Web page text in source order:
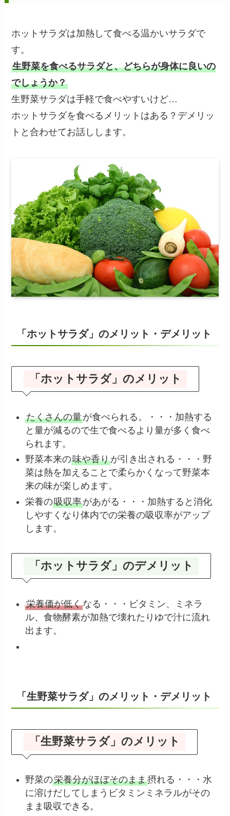
ホットサラダは加熱して食べる温かいサラダで
す。
生野菜を食べるサラダと、どちらが身体に良いの
でしょうか？
生野菜サラダは手軽で食べやすいけど…
ホットサラダを食べるメリットはある？デメリッ
トと合わせてお話しします。
「ホットサラダ」のメリット・デメリット
「ホットサラダ」のメリット
たくさんの量が食べられる。・・・加熱する
と量が減るので生で食べるより量が多く食べ
られます。
野菜本来の味や香りが引き出される・・・野
菜は熱を加えることで柔らかくなって野菜本
来の味が楽しめます。
栄養の吸収率があがる・・・加熱すると消化
しやすくなり体内での栄養の吸収率がアップ
します。
「ホットサラダ」のデメリット
栄養価が低くなる・・・ビタミン、ミネラ
ル、食物酵素が加熱で壊れたりゆで汁に流れ
出ます。
「生野菜サラダ」のメリット・デメリット
「生野菜サラダ」のメリット
野菜の栄養分がほぼそのまま摂れる・・・水
に溶けだしてしまうビタミンミネラルがその
まま吸収できる。